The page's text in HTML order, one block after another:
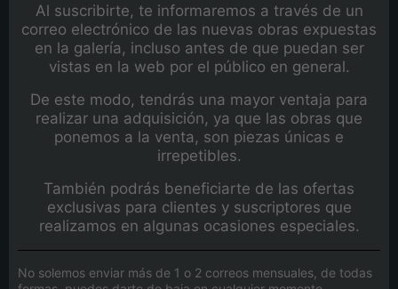
Al suscribirte, te informaremos a través de un
correo electrónico de las nuevas obras expuestas
en la galería, incluso antes de que puedan ser
vistas en la web por el público en general.
De este modo, tendrás una mayor ventaja para
realizar una adquisición, ya que las obras que
ponemos a la venta, son piezas únicas e
irrepetibles.
También podrás beneficiarte de las ofertas
exclusivas para clientes y suscriptores que
realizamos en algunas ocasiones especiales.
No solemos enviar más de 1 o 2 correos mensuales, de todas